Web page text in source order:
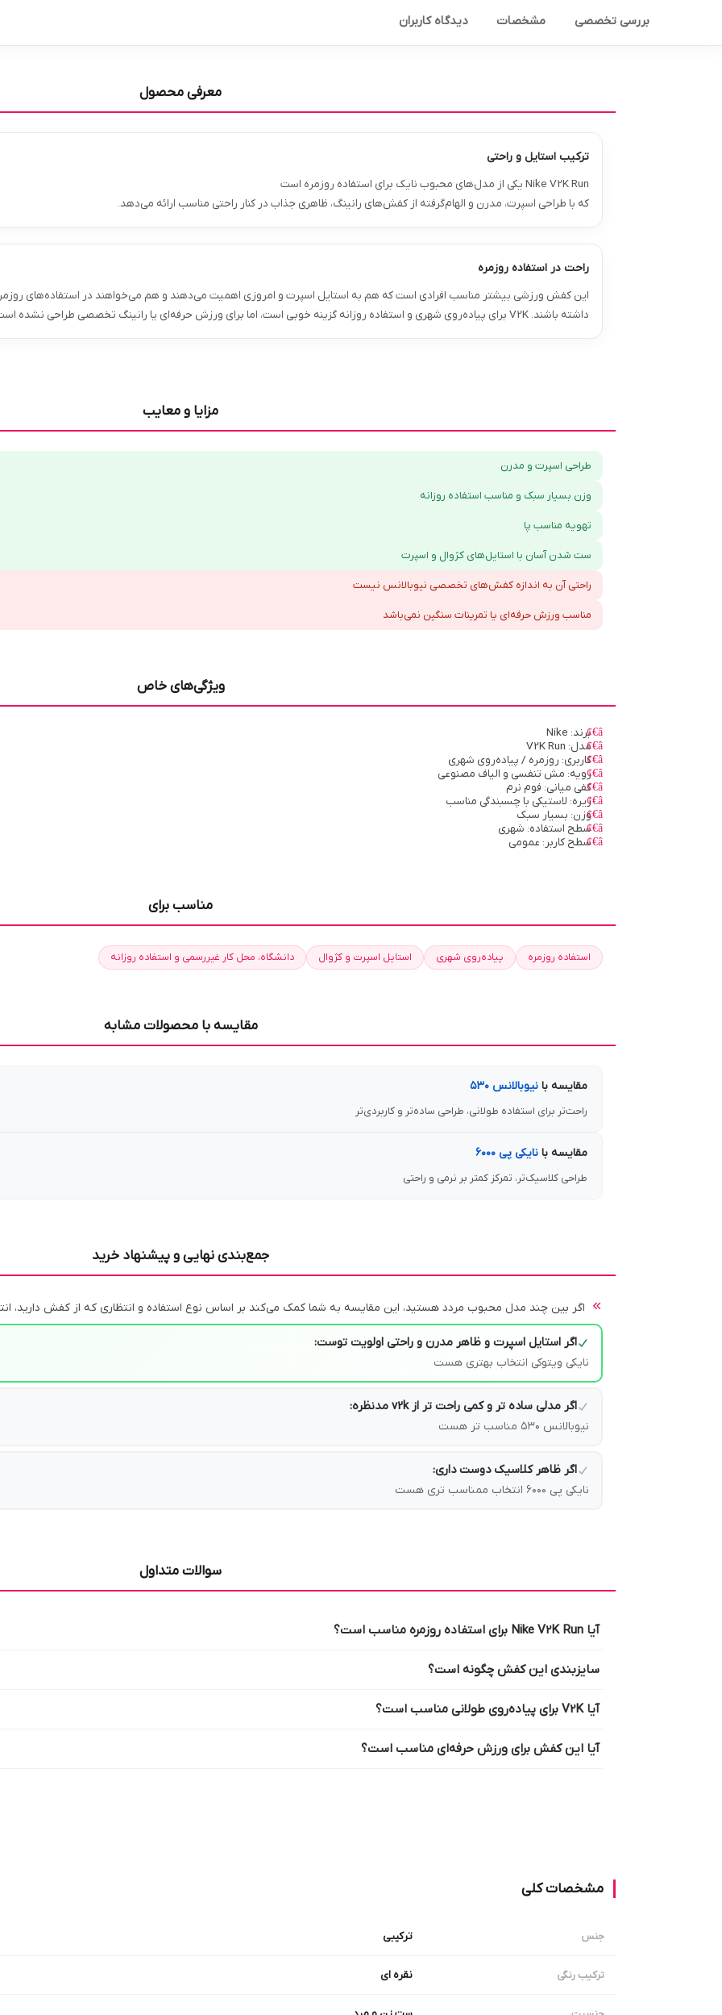
بررسی تخصصی مشخصات دیدگاه کاربران
معرفی محصول
ترکیب استایل و راحتی
Nike V2K Run یکی از مدل‌های محبوب نایک برای استفاده روزمره است
که با طراحی اسپرت، مدرن و الهام‌گرفته از کفش‌های رانینگ، ظاهری جذاب در کنار راحتی مناسب ارائه می‌دهد.
راحت در استفاده روزمره
این کفش ورزشی بیشتر مناسب افرادی است که هم به استایل اسپرت و امروزی اهمیت می‌دهند و هم می‌خواهند در استفاده‌های
داشته باشند. V2K برای پیاده‌روی شهری و استفاده روزانه گزینه خوبی است، اما برای ورزش حرفه‌ای یا رانینگ تخصصی طراحی نشده است
مزایا و معایب
طراحی اسپرت و مدرن
وزن بسیار سبک و مناسب استفاده روزانه
تهویه مناسب پا
ست شدن آسان با استایل‌های کژوال و اسپرت
راحتی آن به اندازه کفش‌های تخصصی نیوبالانس نیست
مناسب ورزش حرفه‌ای یا تمرینات سنگین نمی‌باشد
ویژگی‌های خاص
برند: Nike
مدل: V2K Run
کاربری: روزمره / پیاده‌روی شهری
رویه: مش تنفسی و الیاف مصنوعی
کفی میانی: فوم نرم
زیره: لاستیکی با چسبندگی مناسب
وزن: بسیار سبک
سطح استفاده: شهری
سطح کاربر: عمومی
مناسب برای
استفاده روزمره پیاده‌روی شهری استایل اسپرت و کژوال دانشگاه، محل کار غیررسمی و استفاده روزانه
مقایسه با محصولات مشابه
مقایسه با نیوبالانس ۵۳۰
راحت‌تر برای استفاده طولانی، طراحی ساده‌تر و کاربردی‌تر
مقایسه با نایکی پی ۶۰۰۰
طراحی کلاسیک‌تر، تمرکز کمتر بر نرمی و راحتی
جمع‌بندی نهایی و پیشنهاد خرید
اگر بین چند مدل محبوب مردد هستید، این مقایسه به شما کمک می‌کند بر اساس نوع استفاده و انتظاری که از کفش دارید،
اگر استایل اسپرت و ظاهر مدرن و راحتی اولویت توست:
نایکی ویتوکی انتخاب بهتری هست
اگر مدلی ساده تر و کمی راحت تر از v2k مدنظره:‌
نیوبالانس ۵۳۰ مناسب تر هست
اگر ظاهر کلاسیک دوست داری:
نایکی پی ۶۰۰۰ انتخاب ممناسب تری هست
سوالات متداول
آیا Nike V2K Run برای استفاده روزمره مناسب است؟
سایزبندی این کفش چگونه است؟
آیا V2K برای پیاده‌روی طولانی مناسب است؟
آیا این کفش برای ورزش حرفه‌ای مناسب است؟
مشخصات کلی
جنس ترکیبی
ترکیب رنگی نقره ای